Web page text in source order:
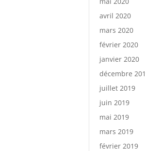
avril 2020
mars 2020
février 2020
janvier 2020
décembre
juillet 2019
juin 2019
mai 2019
mars 2019
février 2019